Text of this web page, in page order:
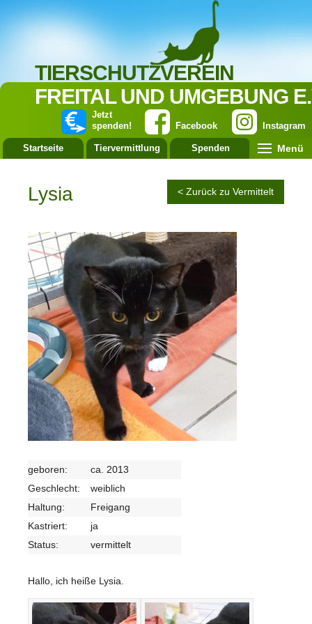
TIERSCHUTZVEREIN
FREITAL UND UMGEBUNG
Instagram
Facebook
Jetzt
spenden!
Startseite Tiervermittlung Spenden Menü
Lysia < Zurück zu Vermittelt
geboren:
ca. 2013
Geschlecht:
weiblich
Haltung:
Freigang
Kastriert:
ja
Status:
vermittelt
Hallo, ich heiße Lysia.